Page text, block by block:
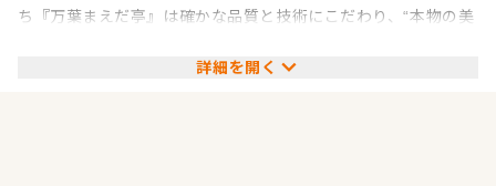
ち『万葉まえだ亭』は確かな品質と技術にこだわり、“本物の美
認証を取得した大卸問屋「びわこフード」からの直送。確かな
詳細を開く